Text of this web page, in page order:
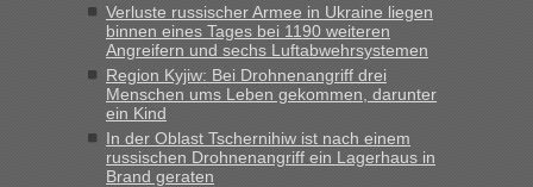
„Wir sind mit unserem Wohnmobil, wie geplant am Montag
15.6. in Krakovets rüber. Sehr zeitig los gegen 5 Uhr in der
Früh. Mit sehr sehr wenig Verkehr, super bis zur Grenze. Nur
8 PKW vor der Schranke....“
inBerichte und Reisetipps • Re: An welchem
Grenzübergang zwischen Polen und der Ukraine geht es am
schnellsten?
Verluste russischer Armee in Ukraine liegen
binnen eines Tages bei 1190 weiteren
Angreifern und sechs Luftabwehrsystemen
Region Kyjiw: Bei Drohnenangriff drei
Menschen ums Leben gekommen, darunter
ein Kind
In der Oblast Tschernihiw ist nach einem
russischen Drohnenangriff ein Lagerhaus in
Brand geraten